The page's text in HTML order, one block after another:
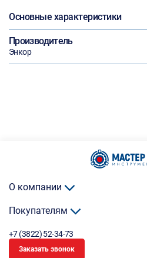
Основные характеристики
Производитель
Энкор
О компании
Покупателям
+7 (3822) 52-34-73
Заказать звонок